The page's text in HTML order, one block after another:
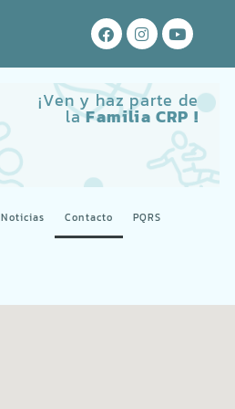
¡Ven y haz parte de
laFamilia CRP !
Noticias Contacto PQRS